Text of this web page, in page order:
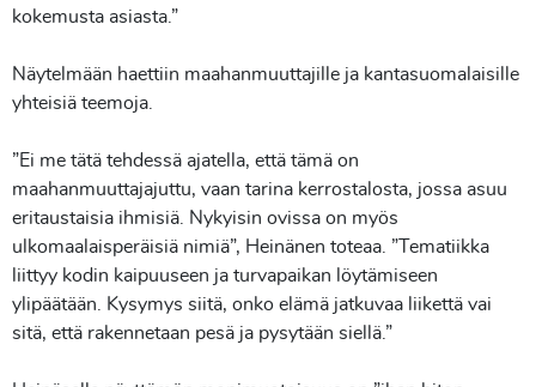
kokemusta asiasta.”
Näytelmään haettiin maahanmuuttajille ja kantasuomalaisille
yhteisiä teemoja.
”Ei me tätä tehdessä ajatella, että tämä on
maahanmuuttajajuttu, vaan tarina kerrostalosta, jossa asuu
eritaustaisia ihmisiä. Nykyisin ovissa on myös
ulkomaalaisperäisiä nimiä”, Heinänen toteaa. ”Tematiikka
liittyy kodin kaipuuseen ja turvapaikan löytämiseen
ylipäätään. Kysymys siitä, onko elämä jatkuvaa liikettä vai
sitä, että rakennetaan pesä ja pysytään siellä.”